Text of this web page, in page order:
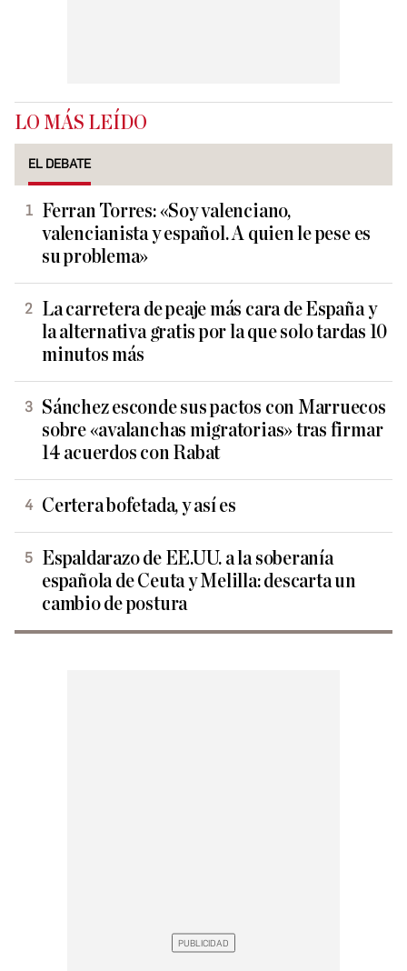
LO MÁS LEÍDO
EL DEBATE
Ferran Torres: «Soy valenciano,
valencianista y español. A quien le pese es
su problema»
La carretera de peaje más cara de España y
la alternativa gratis por la que solo tardas 10
minutos más
Sánchez esconde sus pactos con Marruecos
sobre «avalanchas migratorias» tras firmar
14 acuerdos con Rabat
Certera bofetada, y así es
Espaldarazo de EE.UU. a la soberanía
española de Ceuta y Melilla: descarta un
cambio de postura